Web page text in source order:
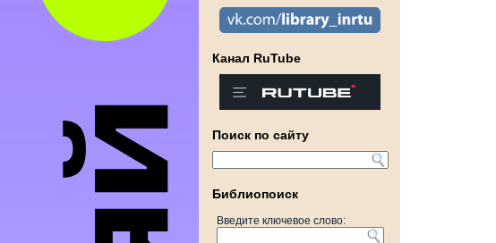
Канал RuTube
Поиск по сайту
Библиопоиск
Введите ключевое слово: